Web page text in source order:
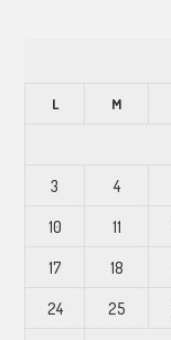
L M
3 4
10 11
17 18
24 25